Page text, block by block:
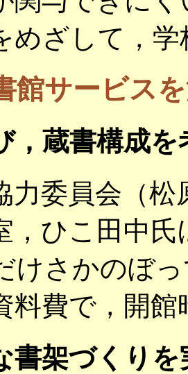
めざして，
館サービス
，蔵書構成
委員会（松
，ひこ田中
けさかのぼ
料費で，開
書架づくり